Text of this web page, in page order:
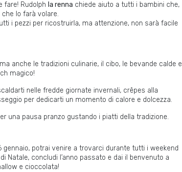
fare! Rudolph la renna chiede aiuto a tutti i bambini che,
che lo farà volare.
i pezzi per ricostruirla, ma attenzione, non sarà facile
ma anche le tradizioni culinarie, il cibo, le bevande calde e
magico!
nelle fredde giornate invernali, crêpes alla
per dedicarti un momento di calore e dolcezza.
una pausa pranzo gustando i piatti della tradizione.
potrai venire a trovarci durante tutti i weekend
Natale, concludi l’anno passato e dai il benvenuto a
e cioccolata!